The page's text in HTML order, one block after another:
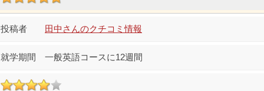
田中さんのクチコミ情報
一般英語コースに12週間